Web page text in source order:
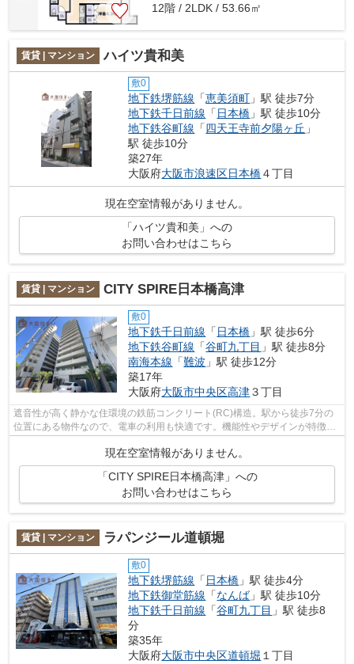
12階 / 2LDK / 53.66㎡
賃貸 | マンション ハイツ貴和美
敷0
地下鉄堺筋線 「恵美須町 」駅 徒歩7分
地下鉄千日前線 「 日本橋 」駅 徒歩10分
地下鉄谷町線 「四天王寺前夕陽ヶ丘 」
駅 徒歩10分
築27年
大阪府大阪市浪速区日本橋４丁目
現在空室情報がありません。
「ハイツ貴和美」への
お問い合わせはこちら
賃貸 | マンション CITY SPIRE日本橋高津
敷0
地下鉄千日前線 「 日本橋 」駅 徒歩6分
地下鉄谷町線 「谷町九丁目 」駅 徒歩8分
南海本線 「難波 」駅 徒歩12分
築17年
大阪府大阪市中央区高津３丁目
遮音性が高く静かな住環境の鉄筋コンクリート(RC)構造。駅から徒歩7分の
位置にある物件なので、電車の利用も快適です。機能性やデザインが特徴的
なお部屋。大国住まいで大阪市中央区付...
現在空室情報がありません。
「CITY SPIRE日本橋高津」への
お問い合わせはこちら
賃貸 | マンション ラパンジール道頓堀
敷0
地下鉄堺筋線 「 日本橋 」駅 徒歩4分
地下鉄御堂筋線 「なんば」駅 徒歩10分
地下鉄千日前線 「谷町九丁目 」駅 徒歩8
分
築35年
大阪府大阪市中央区道頓堀 １丁目